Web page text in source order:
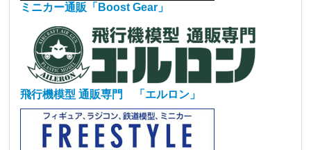
ミニカー通販「Boost Gear」
飛行機模型 通販専門 「エルロン」